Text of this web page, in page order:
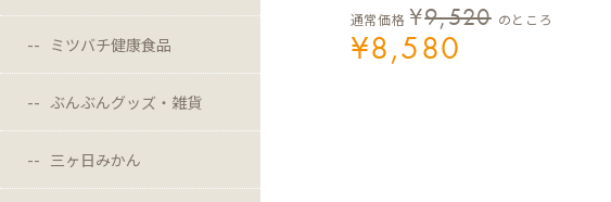
ミツバチ健康食品
ぶんぶんグッズ・雑貨
三ヶ日みかん
通常価格 ¥9,520 のところ
¥8,580